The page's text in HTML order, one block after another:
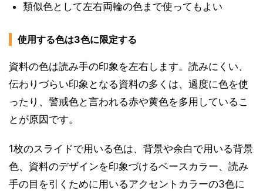
類似色として左右両輪の色まで使ってもよい
使用する色は3色に限定する
資料の色は読み手の印象を左右します。読みにくい、
伝わりづらい印象となる資料の多くは、過度に色を使
ったり、警戒色と言われる赤や黄色を多用しているこ
とが原因です。
1枚のスライドで用いる色は、背景や余白で用いる背景
色、資料のデザインを印象づけるベースカラー、読み
手の目を引くために用いるアクセントカラーの3色に